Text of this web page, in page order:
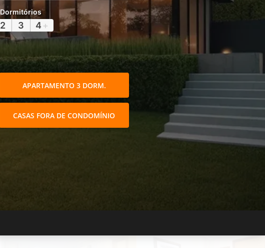
Dormitórios
2 3 4 +
APARTAMENTO 3 DORM.
CASAS FORA DE CONDOMÍNIO